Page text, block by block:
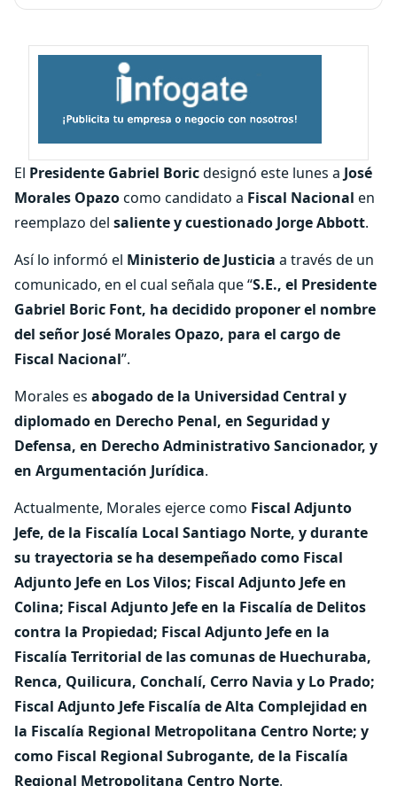
El Presidente Gabriel Boricdesignó este lunes a José
Morales Opazocomo candidato a Fiscal Nacional en
reemplazo del saliente y cuestionado Jorge Abbott.
Así lo informó el Ministerio de Justicia a través de un
comunicado, en el cual señala que “S.E., el Presidente
Gabriel Boric Font, ha decidido proponer el nombre
del señor José Morales Opazo, para el cargo de
Fiscal Nacional”.
Morales es abogado de la Universidad Central y
diplomado en Derecho Penal, en Seguridad y
Defensa, en Derecho Administrativo Sancionador, y
en Argumentación Jurídica.
Actualmente, Morales ejerce como Fiscal Adjunto
Jefe, de la Fiscalía Local Santiago Norte, y durante
su trayectoria se ha desempeñado como Fiscal
Adjunto Jefe en Los Vilos; Fiscal Adjunto Jefe en
Colina; Fiscal Adjunto Jefe en la Fiscalía de Delitos
contra la Propiedad; Fiscal Adjunto Jefe en la
Fiscalía Territorial de las comunas de Huechuraba,
Renca, Quilicura, Conchalí, Cerro Navia y Lo Prado;
Fiscal Adjunto Jefe Fiscalía de Alta Complejidad en
la Fiscalía Regional Metropolitana Centro Norte; y
como Fiscal Regional Subrogante, de la Fiscalía
Regional Metropolitana Centro Norte.